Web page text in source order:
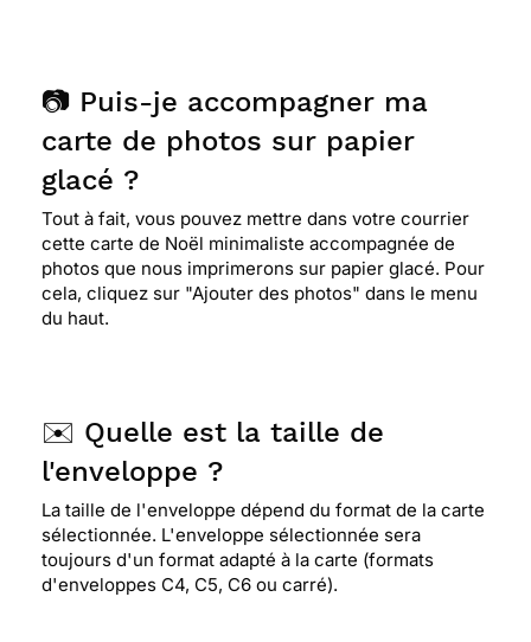
📷 Puis-je accompagner ma
carte de photos sur papier
glacé ?
Tout à fait, vous pouvez mettre dans votre courrier
cette carte de Noël minimaliste accompagnée de
photos que nous imprimerons sur papier glacé. Pour
cela, cliquez sur "Ajouter des photos" dans le menu
du haut.
✉️ Quelle est la taille de
l'enveloppe ?
La taille de l'enveloppe dépend du format de la carte
sélectionnée. L'enveloppe sélectionnée sera
toujours d'un format adapté à la carte (formats
d'enveloppes C4, C5, C6 ou carré).